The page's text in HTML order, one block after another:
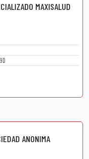
MAXISALUD
ANONIMA